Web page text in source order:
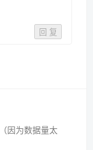
回 复
因为数据量太